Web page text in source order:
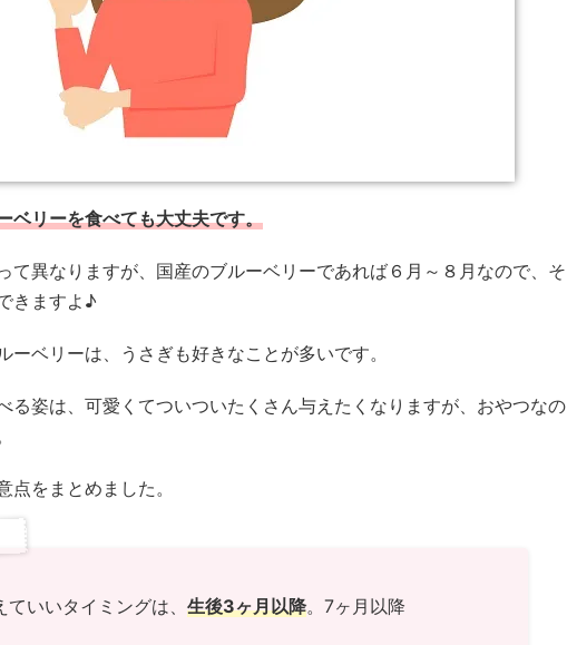
ベリーを食べても大丈夫です。
て異なりますが、国産のブルーベリーであれば６月～８月なので、そ
きますよ♪
ベリーは、うさぎも好きなことが多いです。
る姿は、可愛くてついついたくさん与えたくなりますが、おやつなの
をまとめました。
ていいタイミングは、生後3ヶ月以降。7ヶ月以降